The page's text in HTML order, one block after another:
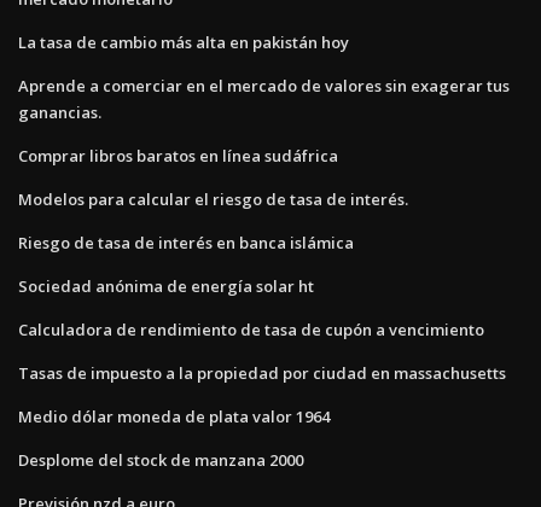
La tasa de cambio más alta en pakistán hoy
Aprende a comerciar en el mercado de valores sin exagerar tus
ganancias.
Comprar libros baratos en línea sudáfrica
Modelos para calcular el riesgo de tasa de interés.
Riesgo de tasa de interés en banca islámica
Sociedad anónima de energía solar ht
Calculadora de rendimiento de tasa de cupón a vencimiento
Tasas de impuesto a la propiedad por ciudad en massachusetts
Medio dólar moneda de plata valor 1964
Desplome del stock de manzana 2000